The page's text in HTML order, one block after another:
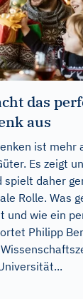
das
aus
ist mehr
Es zeigt
spielt daher
Rolle. Was
und wie ein
Philipp